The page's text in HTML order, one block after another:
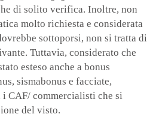
di solito verifica. Inoltre, non
molto richiesta e considerata
sottoporsi, non si tratta di
Tuttavia, considerato che
esteso anche a bonus
sismabonus e facciate,
i CAF/ commercialisti che si
del visto.